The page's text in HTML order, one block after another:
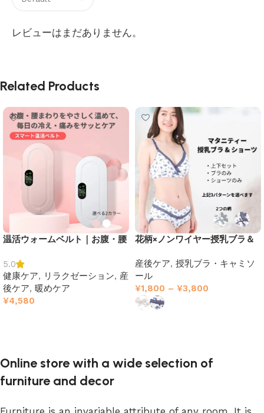
レビューはまだありません。
Related Products
温活ウォームベルト｜お腹・腰
ー＆4モード振動
5.0
健康ケア, リラクゼーション, 産
後ケア, 暖めケア
¥4,580
花柄×ノンワイヤー授乳ブラ＆
やさしい上下セット
産後ケア, 授乳ブラ・キャミソ
ール
¥1,800 – ¥3,800
Online store with a wide selection of
furniture and decor